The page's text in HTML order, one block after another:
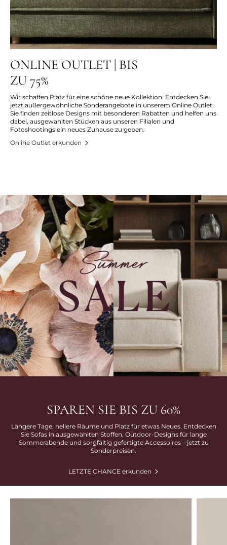
ONLINE OUTLET | BIS
ZU 75%
Wir schaffen Platz für eine schöne neue Kollektion. Entdecken Sie
jetzt außergewöhnliche Sonderangebote in unserem Online Outlet.
Sie finden zeitlose Designs mit besonderen Rabatten und helfen uns
dabei, ausgewählten Stücken aus unseren Filialen und
Fotoshootings ein neues Zuhause zu geben.
Online Outlet erkunden
SPAREN SIE BIS ZU 60%
Längere Tage, hellere Räume und Platz für etwas Neues. Entdecken
Sie Sofas in ausgewählten Stoffen, Outdoor-Designs für lange
Sommerabende und sorgfältig gefertigte Accessoires – jetzt zu
Sonderpreisen.
LETZTE CHANCE erkunden